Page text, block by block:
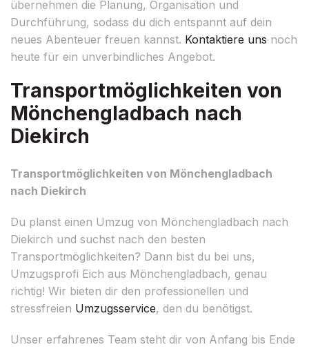
übernehmen die Planung, Organisation und
Durchführung, sodass du dich entspannt auf dein
neues Abenteuer freuen kannst. Kontaktiere uns noch
heute für ein unverbindliches Angebot.
Transportmöglichkeiten von
Mönchengladbach nach
Diekirch
Transportmöglichkeiten von Mönchengladbach
nach Diekirch
Du planst einen Umzug von Mönchengladbach nach
Diekirch und suchst nach den besten
Transportmöglichkeiten? Dann bist du bei uns,
Umzugsprofi Eich aus Mönchengladbach, genau
richtig! Wir bieten dir den professionellen und
stressfreien Umzugsservice, den du benötigst.
Unser erfahrenes Team steht dir von Anfang bis Ende